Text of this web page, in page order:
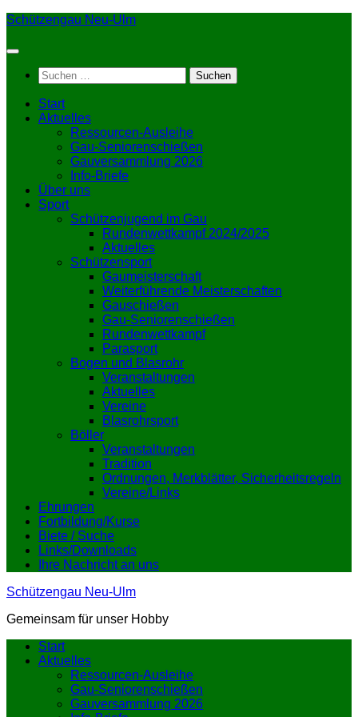
Zum
springen
Schützengau Neu-Ulm
Suchen
nach:
Start
Aktuelles
Ressourcen-Ausleihe
Gau-Seniorenschießen
Gauversammlung 2026
Info-Briefe
Über uns
Sport
Schützenjugend im Gau
Rundenwettkampf 2024/2025
Aktuelles
Schützensport
Gaumeisterschaft
Weiterführende Meisterschaften
Gauschießen
Gau-Seniorenschießen
Rundenwettkampf
Parasport
Bogen und Blasrohr
Veranstaltungen
Aktuelles
Vereine
Blasrohrsport
Böller
Veranstaltungen
Tradition
Ordnungen, Merkblätter, Sicherheitsregeln
Vereine/Links
Ehrungen
Fortbildung/Kurse
Biete / Suche
Links/Downloads
Ihre Nachricht an uns
Schützengau Neu-Ulm
Gemeinsam für unser Hobby
Start
Aktuelles
Ressourcen-Ausleihe
Gau-Seniorenschießen
Gauversammlung 2026